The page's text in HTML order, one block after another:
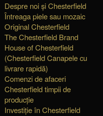
Despre noi și Chesterfield
Întreaga piele sau mozaic
Original Chesterfield
The Chesterfield Brand
House of Chesterfield
(Chesterfield Canapele cu
livrare rapidă)
Comenzi de afaceri
Chesterfield timpii de
producție
Investiție în Chesterfield